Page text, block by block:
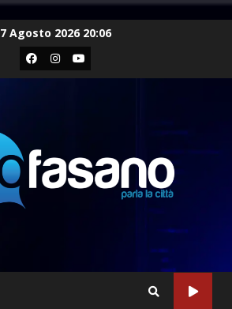
7 Agosto 2026 20:06
Facebook
Instagram
Youtube